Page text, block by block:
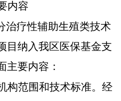
内容
治疗性辅助生殖类技术
目纳入我区医保基金支
主要内容：
构范围和技术标准。 经